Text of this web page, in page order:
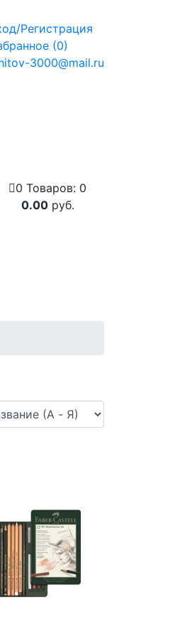
Регистрация
(0)
3000@mail.ru
0 Товаров: 0
0.00руб.